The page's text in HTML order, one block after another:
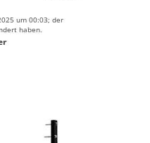
um 00:03; der
haben.